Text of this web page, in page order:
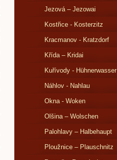
Jezová – Jezowai
Kostřice - Kosterzitz
Kracmanov - Kratzdorf
Křída – Kridai
Kuřívody - Hühnerwasser
Náhlov - Nahlau
Okna - Woken
Olšina – Wolschen
Palohlavy – Halbehaupt
Ploužnice – Plauschnitz